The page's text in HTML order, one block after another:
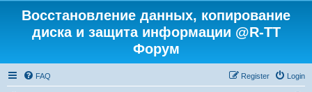
Восстановление данных, копирование
диска и защита информации @R-TT
Форум
FAQ Login
Register